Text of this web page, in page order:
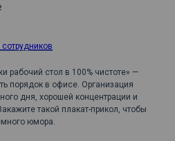
рабочий стол в 100% чистоте» —
порядок в офисе. Организация
дня, хорошей концентрации и
такой плакат-прикол, чтобы
юмора.